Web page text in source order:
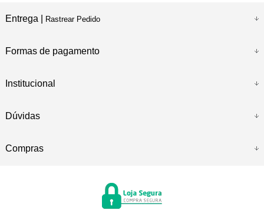
Entrega | Rastrear Pedido
Formas de pagamento
Institucional
Dúvidas
Compras